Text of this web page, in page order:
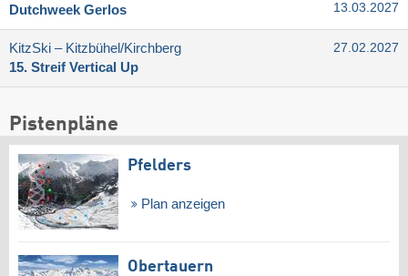
Dutchweek Gerlos
13.03.2027
KitzSki – Kitzbühel/​Kirchberg
15. Streif Vertical Up
27.02.2027
Pistenpläne
Pfelders
Plan anzeigen
Obertauern